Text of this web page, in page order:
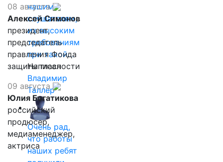
нашим
слушателям,
их высоким
требованиям
при такой…
Написал
Владимир
Таллер
Очень рад,
что работы
наших ребят
08 августа
Алексей Симонов
президент,
председатель
правления Фонда
защиты гласности
09 августа
Юлия Богатикова
российский
продюсер,
медиаменеджер,
актриса